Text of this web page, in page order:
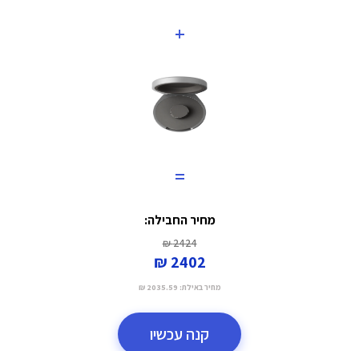
+
=
מחיר החבילה:
2424 ₪
2402 ₪
מחיר באילת: 2035.59 ₪
קנה עכשיו